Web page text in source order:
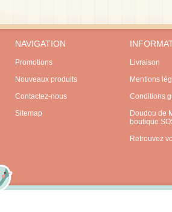
NAVIGATION
Promotions
Nouveaux produits
Contactez-nous
Sitemap
Livraison
Mentions
Conditions
Doudou de
boutique
Retrouvez